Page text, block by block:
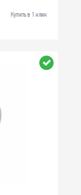
Купить в 1 клик